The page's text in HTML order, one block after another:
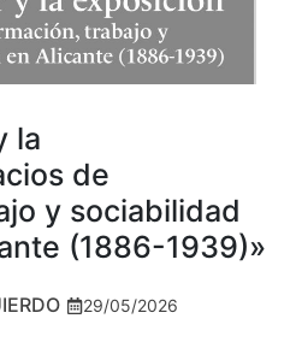
la
de
y sociabilidad
(1886-1939)»
29/05/2026